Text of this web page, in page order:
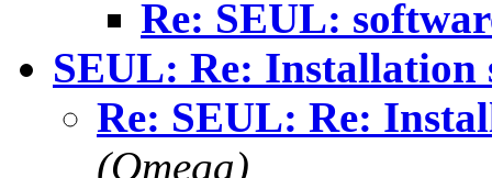
Re: SEUL:
SEUL: Re: Installation
Re: SEUL: Re:
(Omega)